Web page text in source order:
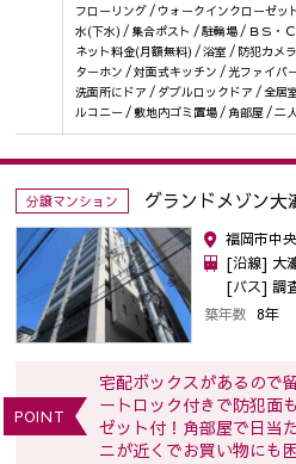
フローリング / ウォークインクローゼ
水(下水) / 集合ポスト / 駐輪場 / ＢＳ・
ネット料金(月額無料) / 浴室 / 防犯カメ
ターホン / 対面式キッチン / 光ファイ
洗面所にドア / ダブルロックドア / 全居
ルコニー / 敷地内ゴミ置場 / 角部屋 / 二
分譲マンション グランドメゾン大
福岡市中
[沿線] 大
[バス] 調
築年数 8年
POINT
宅配ボックスがあるので
ートロック付きで防犯面
ゼット付！角部屋で日当
ニが近くでお買い物にも